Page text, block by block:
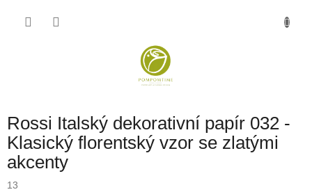
Rossi Italský dekorativní papír 032 -
Klasický florentský vzor se zlatými
akcenty
13